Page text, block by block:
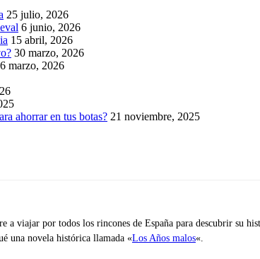
25 julio, 2026
6 junio, 2026
15 abril, 2026
30 marzo, 2026
6 marzo, 2026
ahorrar en tus botas? 21 noviembre, 2025
viajar por todos los rincones de España para descubrir su
una novela histórica llamada «Los Años malos«.